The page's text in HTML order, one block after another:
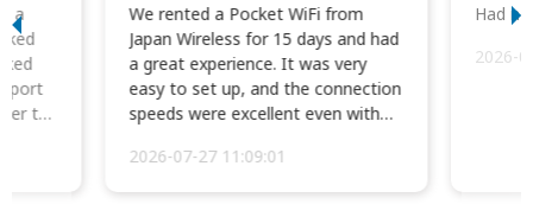
a
to
We rented a Pocket WiFi from
Japan Wireless for 15 days and had
a great experience. It was very
easy to set up, and the connection
speeds were excellent even with
2026-07-27 11:09:01
Had
2026-